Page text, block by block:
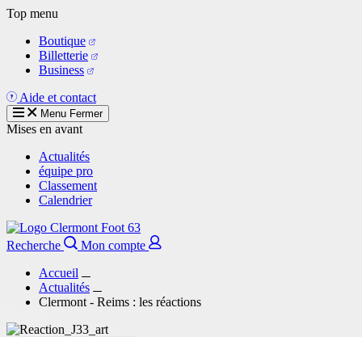
Aller
contenu
principal
Top menu
Boutique
Billetterie
Business
Aide et contact
Menu Fermer
Mises en avant
Actualités
équipe pro
Classement
Calendrier
Recherche
Mon compte
Accueil
Actualités
Clermont - Reims : les réactions